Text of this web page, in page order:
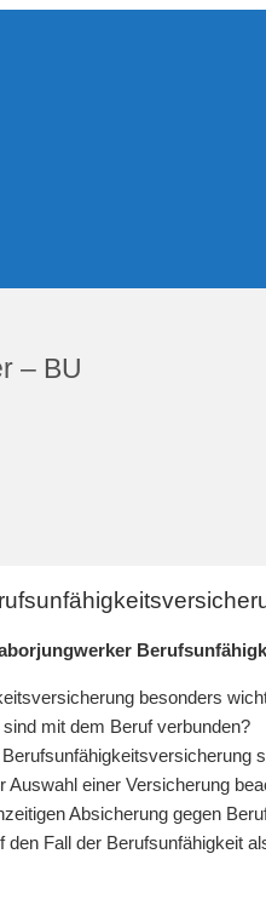
– BU
besonders
mit dem Beruf verbunden?
Auswahl einer Versicherung
Absicherung gegen
Fall der Berufsunfähigkeit